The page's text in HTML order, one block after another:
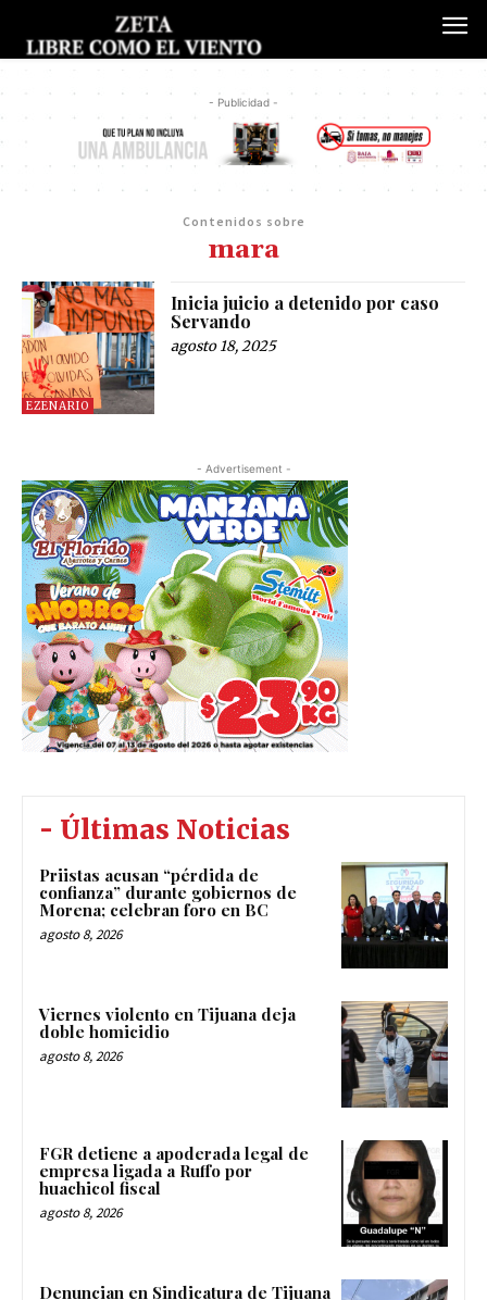
- Publicidad -
Contenidos sobre
mara
EZENARIO
Inicia juicio a detenido por caso
Servando
agosto 18, 2025
- Advertisement -
- Últimas Noticias
Priistas acusan “pérdida de
confianza” durante gobiernos de
Morena; celebran foro en BC
agosto 8, 2026
Viernes violento en Tijuana deja
doble homicidio
agosto 8, 2026
FGR detiene a apoderada legal de
empresa ligada a Ruffo por
huachicol fiscal
agosto 8, 2026
Denuncian en Sindicatura de Tijuana